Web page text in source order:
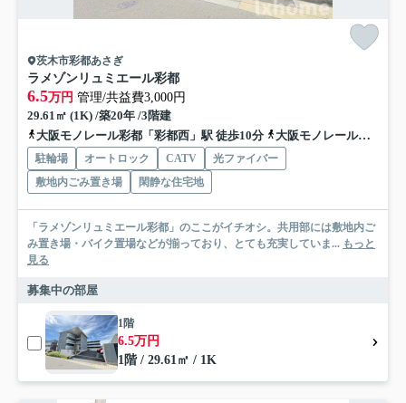
茨木市彩都あさぎ
ラメゾンリュミエール彩都
6.5万円 管理/共益費3,000円
29.61㎡ (1K) /築20年 /3階建
大阪モノレール彩都「彩都西」駅 徒歩10分
大阪モノレール彩都「豊川」駅 徒歩28分
駐輪場 オートロック CATV
光ファイバー
敷地内ごみ置き場
閑静な住宅地
「ラメゾンリュミエール彩都」のここがイチオシ。共用部には敷地内ご
み置き場・バイク置場などが揃っており、とても充実していま... もっと
見る
募集中の部屋
1階
6.5万円
1階 / 29.61㎡ / 1K